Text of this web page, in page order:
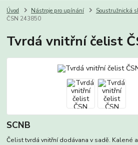
Úvod Nástroje pro upínání Soustružnická
ČSN 243850
Tvrdá vnitřní čelist
SCNB
Čelist tvrdá vnitřní dodávana v sadě. Kalené